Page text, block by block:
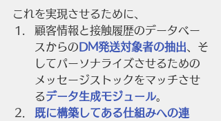
これを実現させるために、
顧客情報と接触履歴のデータベー
スからの DM発送対象者の抽出 、そ
してパーソナライズさせるための
メッセージストックをマッチさせ
るデータ生成モジュール。
既に構築してある仕組みへの連